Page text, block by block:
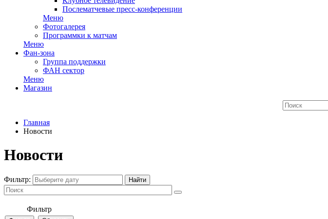
Послематчевые пресс-конференции
Меню
Фотогалерея
Программки к матчам
Меню
Фан-зона
Группа поддержки
ФАН сектор
Меню
Магазин
Главная
Новости
Новости
Фильтр:
Фильтр